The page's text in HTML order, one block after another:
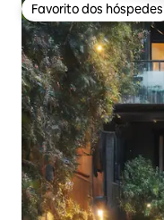
Favorito dos hóspedes
Favorito dos hóspedes